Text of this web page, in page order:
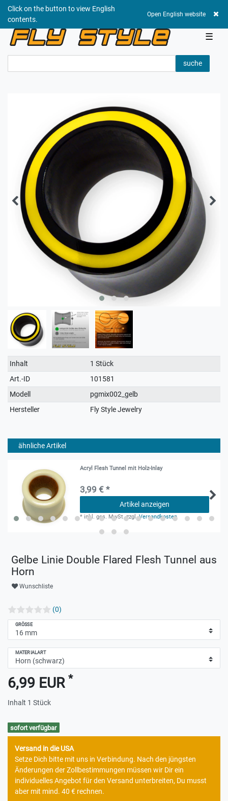
Click on the button to view English
contents.
Open English website
☰
suche
Technisches
Merkmal
Wert
Inhalt
1 Stück
Art.-ID
101581
Modell
pgmix002_gelb
Hersteller
Fly Style Jewelry
ähnliche Artikel
Acryl Flesh Tunnel mit Holz-Inlay
3,99 € *
Artikel anzeigen
* inkl. ges. MwSt.zzgl.Versandkosten
Gelbe Linie Double Flared Flesh Tunnel aus
Horn
Wunschliste
(0)
GRÖSSE
MATERIALART
6,99 EUR *
Inhalt 1 Stück
sofort verfügbar
Versand in die USA
Setze Dich bitte mit uns in Verbindung. Nach den jüngsten
Änderungen der Zollbestimmungen müssen wir Dir ein
individuelles Angebot für den Versand unterbreiten, Du musst
aber mit mind. 40 € rechnen.